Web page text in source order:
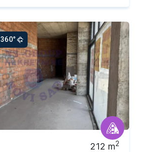
360°
212 m2